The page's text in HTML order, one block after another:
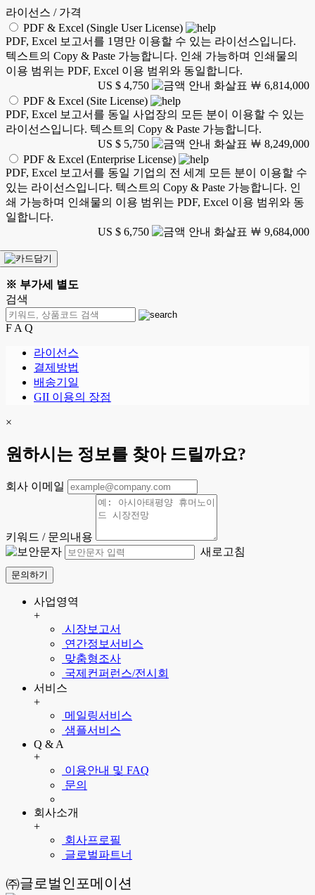
라이선스 / 가격
PDF & Excel (Single User License)
PDF, Excel 보고서를 1명만 이용할 수 있는 라이선스입니다.
텍스트의 Copy & Paste 가능합니다. 인쇄 가능하며 인쇄물의
이용 범위는 PDF, Excel 이용 범위와 동일합니다.
US $ 4,750
￦ 6,814,000
PDF & Excel (Site License)
PDF, Excel 보고서를 동일 사업장의 모든 분이 이용할 수 있는
라이선스입니다. 텍스트의 Copy & Paste 가능합니다.
US $ 5,750
￦ 8,249,000
PDF & Excel (Enterprise License)
PDF, Excel 보고서를 동일 기업의 전 세계 모든 분이 이용할 수
있는 라이선스입니다. 텍스트의 Copy & Paste 가능합니다. 인
쇄 가능하며 인쇄물의 이용 범위는 PDF, Excel 이용 범위와 동
일합니다.
US $ 6,750
￦ 9,684,000
※ 부가세 별도
검색
F A Q
라이선스
결제방법
배송기일
GII 이용의 장점
×
원하시는 정보를 찾아 드릴까요?
회사 이메일
키워드 / 문의내용
새로고침
문의하기
사업영역
+
시장보고서
연간정보서비스
맞춤형조사
국제컨퍼런스/전시회
서비스
+
메일링서비스
샘플서비스
Q & A
+
이용안내 및 FAQ
문의
회사소개
+
회사프로필
글로벌파트너
㈜글로벌인포메이션